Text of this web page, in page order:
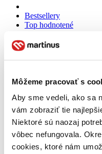
Môžeme pracovať s
Aby sme vedeli, ako sa
vám zobraziť tie
Niektoré sú naozaj
vôbec nefungovala.
cookies, ktoré nám
Bestsellery
Top hodnotené
Najdrahšie
Najvyššia zľava
Zrušiť filtre
S pôvodom Austrália